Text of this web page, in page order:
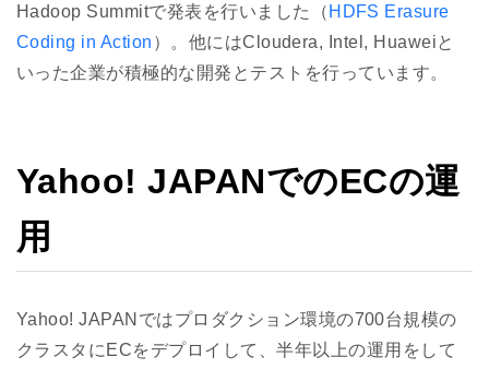
Hadoop Summitで発表を行いました（ HDFS Erasure
Coding in Action ）。他にはCloudera, Intel, Huaweiと
いった企業が積極的な開発とテストを行っています。
Yahoo! JAPANでのECの運
用
Yahoo! JAPANではプロダクション環境の700台規模の
クラスタにECをデプロイして、半年以上の運用をして